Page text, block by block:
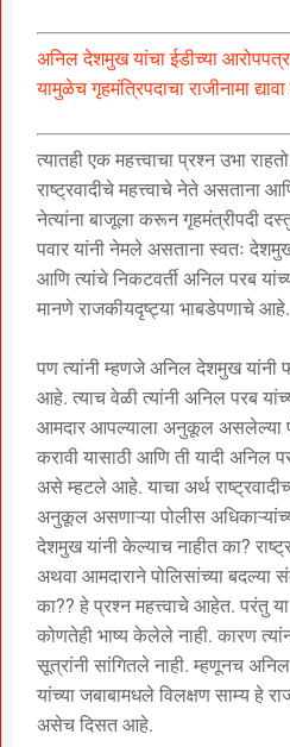
अनिल देशमुख यांचा ईडीच्या
यामुळेच गृहमंत्रिपदाचा राजीनामा
त्यातही एक महत्त्वाचा प्रश्न उभा
राष्ट्रवादीचे महत्त्वाचे नेते असताना
नेत्यांना बाजूला करून गृहमंत्रीपदी
पवार यांनी नेमले असताना स्वतः
आणि त्यांचे निकटवर्ती अनिल परब
मानणे राजकीयदृष्ट्या भाबडेपणाचे आहे.
पण त्यांनी म्हणजे अनिल देशमुख
आहे. त्याच वेळी त्यांनी अनिल परब
आमदार आपल्याला अनुकूल असलेल्या
करावी यासाठी आणि ती यादी
असे म्हटले आहे. याचा अर्थ
अनुकूल असणाऱ्या पोलीस
देशमुख यांनी केल्याच नाहीत का?
अथवा आमदाराने पोलिसांच्या बदल्या
का?? हे प्रश्न महत्त्वाचे आहेत. परंतु
कोणतेही भाष्य केलेले नाही. कारण
सूत्रांनी सांगितले नाही. म्हणूनच
यांच्या जबाबामधले विलक्षण साम्य हे
असेच दिसत आहे.